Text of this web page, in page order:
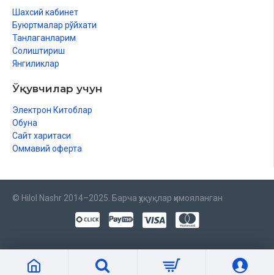
Шахсий кабинет
Буюртмалар рўйхати
Танлаганларим
Солиштириш
Янгиликлар
Ўқувчилар учун
Электрон Китоблар
Обуна
Сайт харитаси
Оммавий оферта
© Hilol Nashr 2014–2025. Барча ҳуқуқлар ҳимояланган